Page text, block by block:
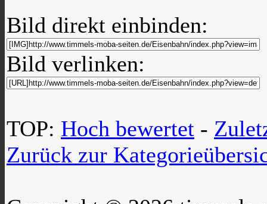
Bild direkt einbinden:
Bild verlinken:
TOP: Hoch bewertet -
Zurück zur